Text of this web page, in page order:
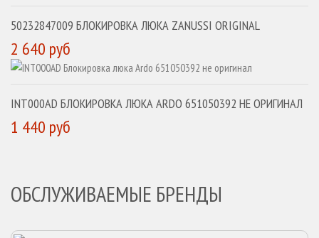
50232847009 БЛОКИРОВКА ЛЮКА ZANUSSI ORIGINAL
2 640 руб
INT000AD БЛОКИРОВКА ЛЮКА ARDO 651050392 НЕ ОРИГИНАЛ
1 440 руб
ОБСЛУЖИВАЕМЫЕ БРЕНДЫ